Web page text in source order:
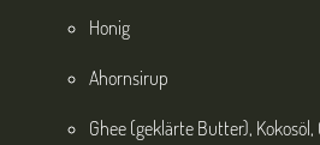
Honig
Ahornsirup
Ghee (geklärte Butter), Kokosöl,